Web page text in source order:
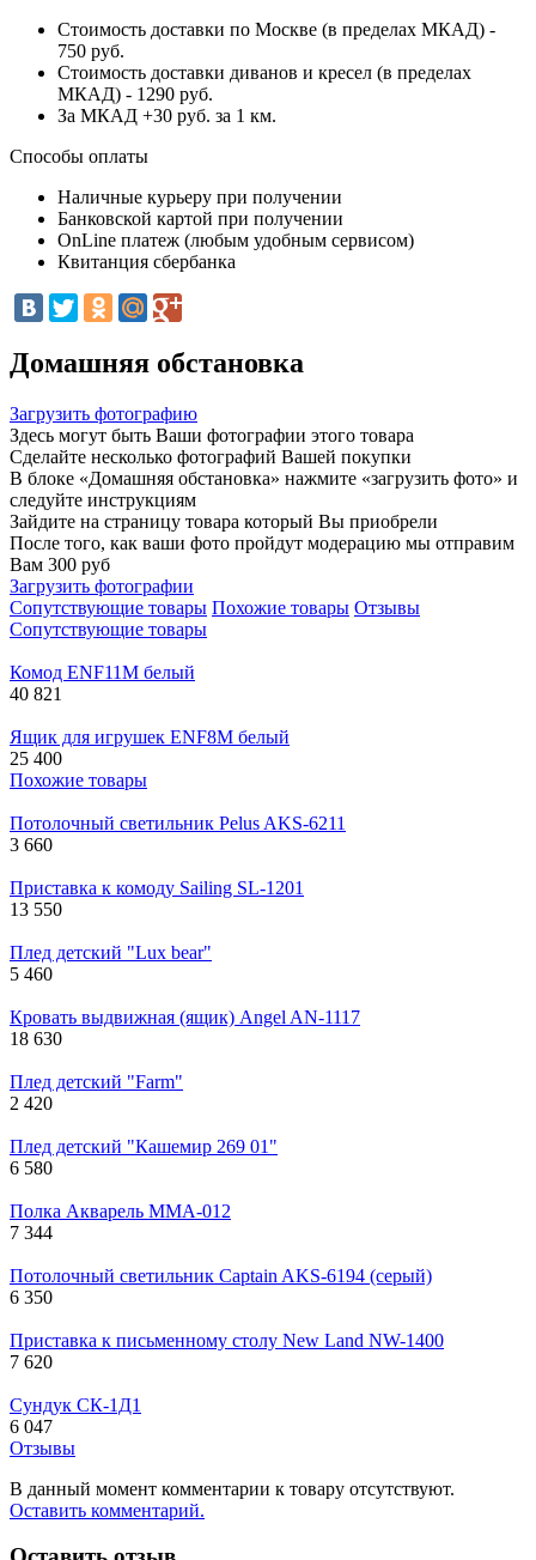
Стоимость доставки по Москве (в пределах МКАД) -
750 руб.
Стоимость доставки диванов и кресел (в пределах
МКАД) - 1290 руб.
За МКАД +30 руб. за 1 км.
Способы оплаты
Наличные курьеру при получении
Банковской картой при получении
OnLine платеж (любым удобным сервисом)
Квитанция сбербанка
Домашняя обстановка
Загрузить фотографию
Здесь могут быть Ваши фотографии этого товара
Сделайте несколько фотографий Вашей покупки
В блоке «Домашняя обстановка» нажмите «загрузить фото» и
следуйте инструкциям
Зайдите на страницу товара который Вы приобрели
После того, как ваши фото пройдут модерацию мы отправим
Вам 300 руб
Загрузить фотографии
Сопутствующие товары Похожие товары Отзывы
Сопутствующие товары
Комод ENF11M белый
40 821
Ящик для игрушек ENF8M белый
25 400
Похожие товары
Потолочный светильник Pelus AKS-6211
3 660
Приставка к комоду Sailing SL-1201
13 550
Плед детский "Lux bear"
5 460
Кровать выдвижная (ящик) Angel AN-1117
18 630
Плед детский "Farm"
2 420
Плед детский "Кашемир 269 01"
6 580
Полка Акварель MMA-012
7 344
Потолочный светильник Captain AKS-6194 (серый)
6 350
Приставка к письменному столу New Land NW-1400
7 620
Сундук СК-1Д1
6 047
Отзывы
В данный момент комментарии к товару отсутствуют.
Оставить комментарий.